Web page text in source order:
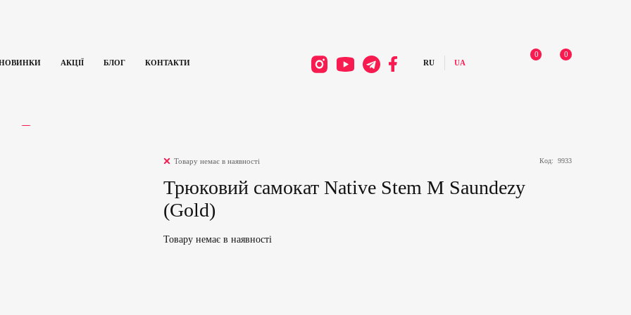
АКЦІЇ БЛОГ КОНТАКТИ
0 0
Товару немає в наявності Код: 9933
Трюковий самокат Native Stem M Saundezy
(Gold)
Товару немає в наявності